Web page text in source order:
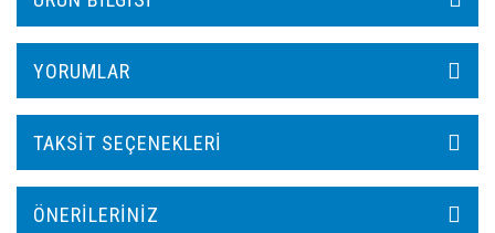
YORUMLAR
TAKSIT SEÇENEKLERI
ÖNERILERINIZ